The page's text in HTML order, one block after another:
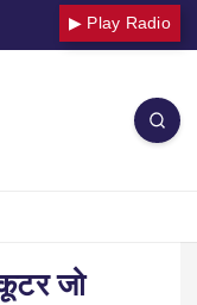
▶ Play Radio
जो